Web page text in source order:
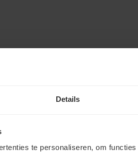
Details
te personaliseren, om
en vindt de